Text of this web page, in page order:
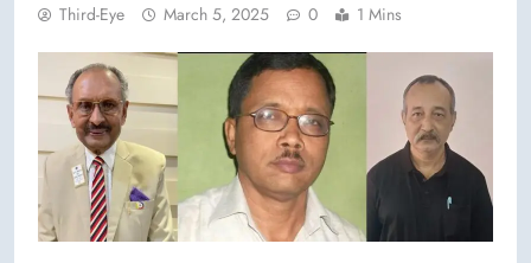
Third-Eye March 5, 2025 0 1 Mins